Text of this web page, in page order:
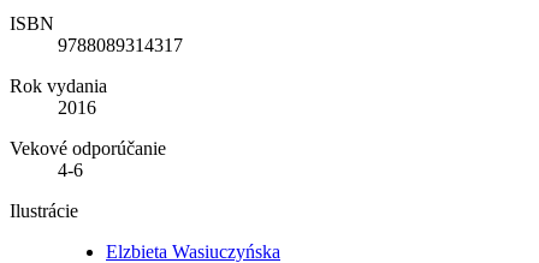
ISBN
9788089314317
Rok vydania
2016
Vekové odporúčanie
4-6
Ilustrácie
Elzbieta Wasiuczyńska